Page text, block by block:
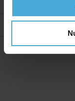
Weitere
Bewertungen